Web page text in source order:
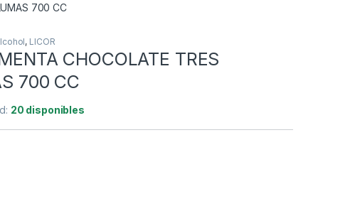
700 CC
, LICOR
CHOCOLATE TRES
700 CC
20 disponibles